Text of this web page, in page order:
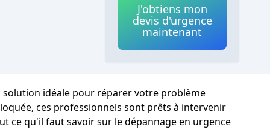
J'obtiens mon
devis d'urgence
maintenant
idéale pour réparer votre problème
ces professionnels sont prêts à intervenir
ce qu'il faut savoir sur le dépannage en urgence